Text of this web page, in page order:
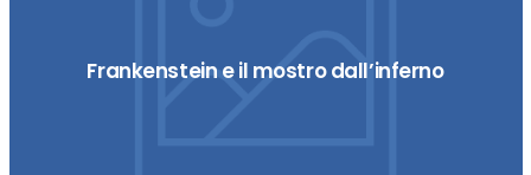
Frankenstein e il mostro dall’inferno